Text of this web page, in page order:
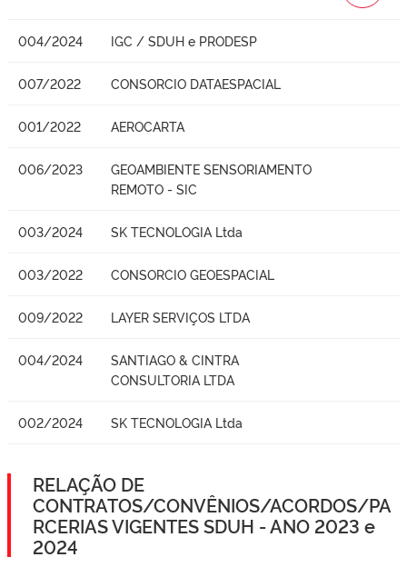
004/2024 IGC / SDUH e PRODESP
007/2022 CONSORCIO DATAESPACIAL
001/2022 AEROCARTA
006/2023
GEOAMBIENTE SENSORIAMENTO
REMOTO - SIC
003/2024 SK TECNOLOGIA Ltda
003/2022 CONSORCIO GEOESPACIAL
009/2022 LAYER SERVIÇOS LTDA
004/2024
SANTIAGO & CINTRA
CONSULTORIA LTDA
002/2024 SK TECNOLOGIA Ltda
RELAÇÃO DE
CONTRATOS/CONVÊNIOS/ACORDOS/PA
RCERIAS VIGENTES SDUH - ANO 2023 e
2024